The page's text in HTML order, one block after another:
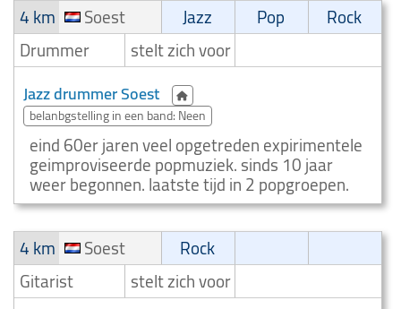
4 km
Soest Jazz Pop
Rock
Drummer
stelt zich voor
Jazz drummer Soest
belanbgstelling in een band: Neen
eind 60er jaren veel opgetreden expirimentele
geimproviseerde popmuziek. sinds 10 jaar
weer begonnen. laatste tijd in 2 popgroepen.
4 km
Soest
Rock
Gitarist
stelt zich voor